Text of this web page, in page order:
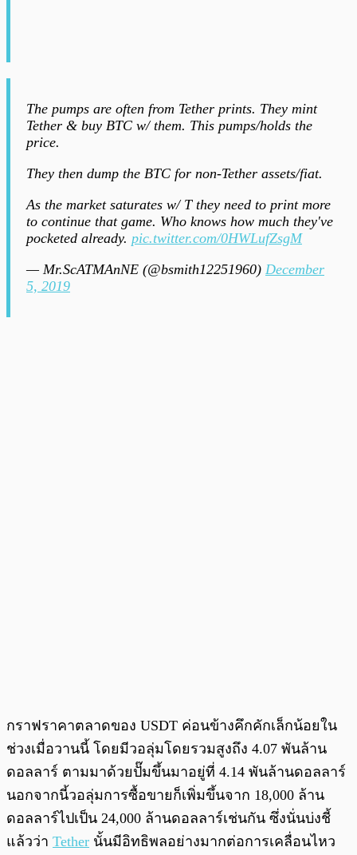
The pumps are often from Tether prints. They mint
Tether & buy BTC w/ them. This pumps/holds the
price.
They then dump the BTC for non-Tether assets/fiat.
As the market saturates w/ T they need to print more
to continue that game. Who knows how much they've
pocketed already. pic.twitter.com/0HWLufZsgM
— Mr.ScATMAnNE (@bsmith12251960) December
5, 2019
กราฟราคาตลาดของ USDT ค่อนข้างคึกคักเล็กน้อยใน
ช่วงเมื่อวานนี้ โดยมีวอลุ่มโดยรวมสูงถึง 4.07 พันล้าน
ดอลลาร์ ตามมาด้วยปั๊มขึ้นมาอยู่ที่ 4.14 พันล้านดอลลาร์
นอกจากนี้วอลุ่มการซื้อขายก็เพิ่มขึ้นจาก 18,000 ล้าน
ดอลลาร์ไปเป็น 24,000 ล้านดอลลาร์เช่นกัน ซึ่งนั่นบ่งชี้
แล้วว่า Tether นั้นมีอิทธิพลอย่างมากต่อการเคลื่อนไหว